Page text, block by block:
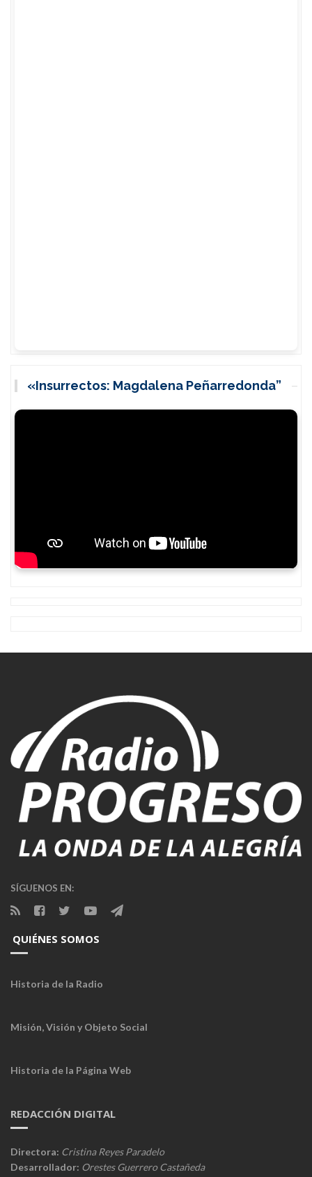
«Insurrectos: Magdalena Peñarredonda”
SÍGUENOS EN:
QUIÉNES SOMOS
Historia de la Radio
Misión, Visión y Objeto Social
Historia de la Página Web
REDACCIÓN DIGITAL
Directora: Cristina Reyes Paradelo
Desarrollador: Orestes Guerrero Castañeda